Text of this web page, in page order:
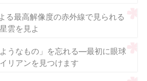
る最高解像度の赤外線で見られる
雲を見よ
ようなもの」を忘れる—最初に眼球
リアンを見つけます